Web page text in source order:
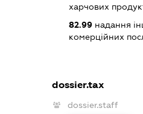
харчових
82.99 надання
комерційних
dossier.tax
dossier.staff